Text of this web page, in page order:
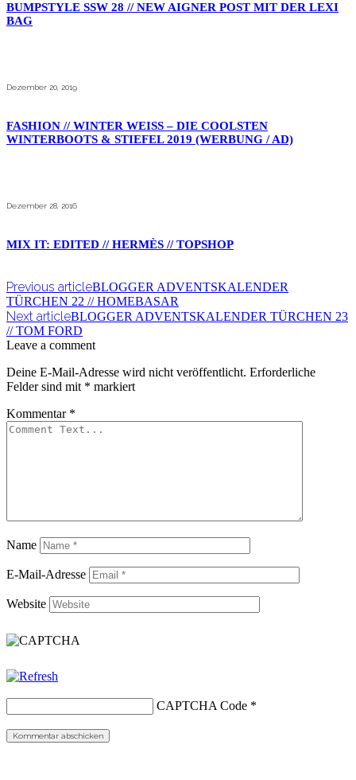
BUMPSTYLE SSW 28 // NEW AIGNER POST MIT DER LEXI
BAG
Dezember 20, 2019
FASHION // WINTER WEISS – DIE COOLSTEN
WINTERBOOTS & STIEFEL 2019 (WERBUNG / AD)
Dezember 28, 2016
MIX IT: EDITED // HERMÈS // TOPSHOP
Previous articleBLOGGER ADVENTSKALENDER
TÜRCHEN 22 // HOMEBASAR
Next articleBLOGGER ADVENTSKALENDER TÜRCHEN 23
// TOM FORD
Leave a comment
Deine E-Mail-Adresse wird nicht veröffentlicht. Erforderliche
Felder sind mit * markiert
Kommentar *
Name
E-Mail-Adresse
Website
CAPTCHA Code *